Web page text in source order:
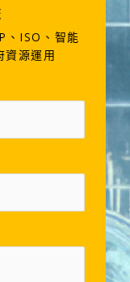
、ISO、智能
資源運用